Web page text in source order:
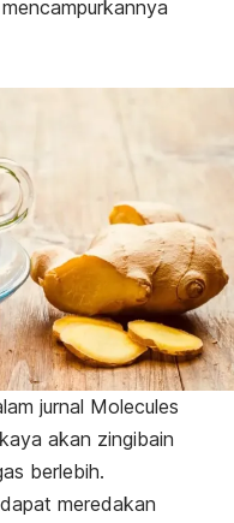
jurnal Molecules
akan zingibain
berlebih.
meredakan